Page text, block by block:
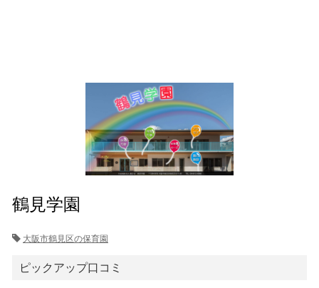
鶴見学園
大阪市鶴見区の保育園
ピックアップ口コミ